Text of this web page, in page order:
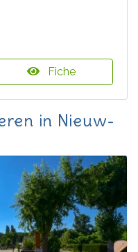
Fiche
in Nieuw-